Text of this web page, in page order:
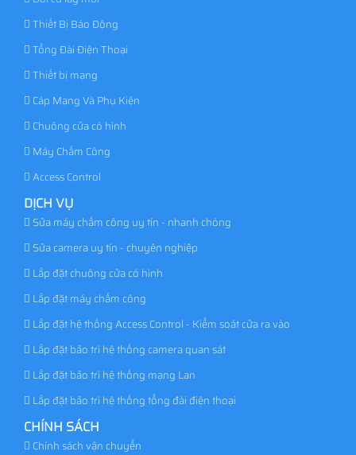
Thiết Bị Báo Động
Tổng Đài Điện Thoại
Thiết bị mạng
Cáp Mạng Và Phụ Kiện
Chuông cửa có hình
Máy Chấm Công
Access Control
DỊCH VỤ
Sửa máy chấm công uy tín - nhanh chóng
Sửa camera uy tín - chuyên nghiệp
Lắp đặt chuông cửa có hình
Lắp đặt máy chấm công
Lắp đặt hệ thống Access Control - Kiểm soát cửa ra vào
Lắp đặt bảo trì hệ thống camera quan sát
Lắp đặt bảo trì hệ thống mạng Lan
Lắp đặt bảo trì hệ thống tổng đài điện thoại
CHÍNH SÁCH
Chính sách vận chuyển